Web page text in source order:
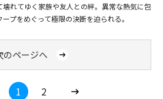
れてゆく家族や友人との絆。異常な熱気に包
プをめぐって極限の決断を迫られる。
のページへ
1 2